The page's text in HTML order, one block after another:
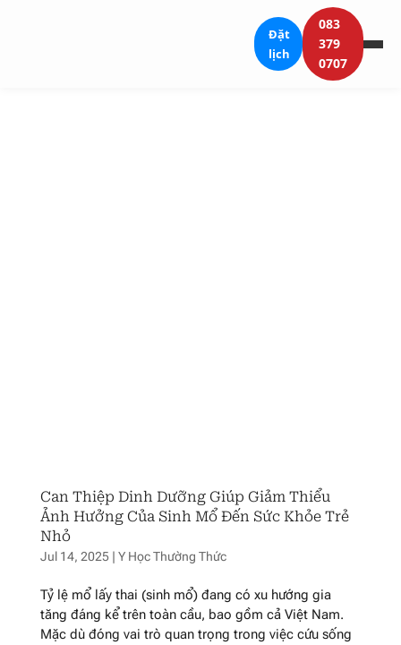
Đặt
lịch
083
379
0707
Can Thiệp Dinh Dưỡng Giúp Giảm Thiểu
Ảnh Hưởng Của Sinh Mổ Đến Sức Khỏe Trẻ
Nhỏ
Jul 14, 2025| Y Học Thường Thức
Tỷ lệ mổ lấy thai (sinh mổ) đang có xu hướng gia
tăng đáng kể trên toàn cầu, bao gồm cả Việt Nam.
Mặc dù đóng vai trò quan trọng trong việc cứu sống